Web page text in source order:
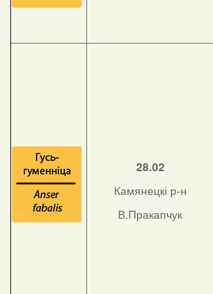
28.02
Камянецкі р-н
В.Пракапчук